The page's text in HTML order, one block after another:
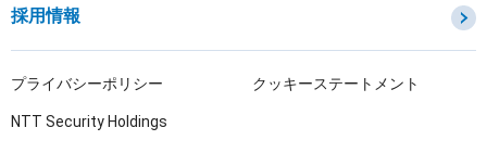
IoTプロダクトセキュリティ
採用情報
プライバシーポリシー クッキーステートメント
NTT Security Holdings